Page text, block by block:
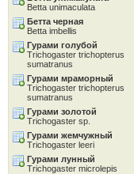
Betta unimaculata
Бетта черная
Betta imbellis
Гурами голубой
Trichogaster trichopterus
sumatranus
Гурами мраморный
Trichogaster trichopterus
sumatranus
Гурами золотой
Trichogaster sp.
Гурами жемчужный
Trichogaster leeri
Гурами лунный
Trichogaster microlepis